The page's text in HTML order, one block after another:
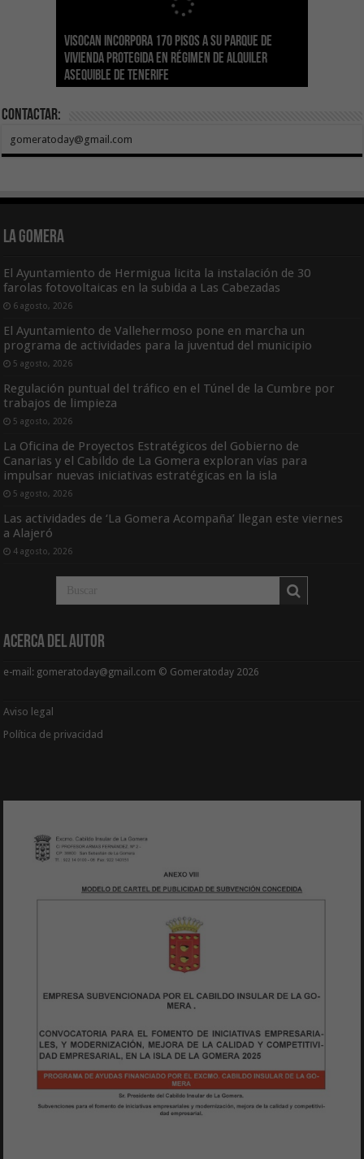
Visocan incorpora 170 pisos a su parque de
vivienda protegida en régimen de alquiler
asequible de Tenerife
Sanidad refuerza la capacidad diagnóstica de
los centros de salud con el impulso de la
ecografía clínica
El Gobierno de Canarias convoca el Concurso de
Sal Marina Agrocanarias 2026
Transición despliega un sistema fotovoltaico
autónomo en los edificios del Parque Nacional
del Teide
La ESSSCAN inicia la formación en primeros
auxilios para árbitros deportivos dentro del
Proyecto Ganar
El Gobierno de Canarias concede ayudas por
valor de 1,19M€ a las Cofradías de Pescadores
para sufragar sus gastos corrientes
Contactar:
gomeratoday@gmail.com
La Gomera
El Ayuntamiento de Hermigua licita la instalación de 30
farolas fotovoltaicas en la subida a Las Cabezadas
6 agosto, 2026
El Ayuntamiento de Vallehermoso pone en marcha un
programa de actividades para la juventud del municipio
5 agosto, 2026
Regulación puntual del tráfico en el Túnel de la Cumbre por
trabajos de limpieza
5 agosto, 2026
La Oficina de Proyectos Estratégicos del Gobierno de
Canarias y el Cabildo de La Gomera exploran vías para
impulsar nuevas iniciativas estratégicas en la isla
5 agosto, 2026
Las actividades de ‘La Gomera Acompaña’ llegan este viernes
a Alajeró
4 agosto, 2026
Acerca del Autor
e-mail: gomeratoday@gmail.com © Gomeratoday 2026
Aviso legal
Política de privacidad